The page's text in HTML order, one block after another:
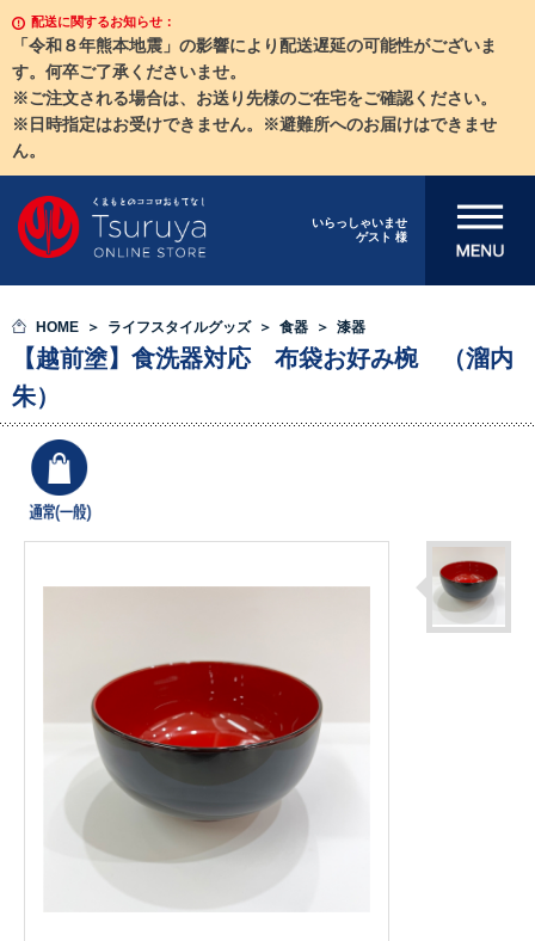
配送に関するお知らせ：
「令和８年熊本地震」の影響により配送遅延の可能性がございま
す。何卒ご了承くださいませ。
※ご注文される場合は、お送り先様のご在宅をご確認ください。
※日時指定はお受けできません。※避難所へのお届けはできませ
ん。
いらっしゃいませ
ゲスト 様
メニューを開
HOME ライフスタイルグッズ 食器 漆器
【越前塗】食洗器対応 布袋お好み椀 （溜内
朱）